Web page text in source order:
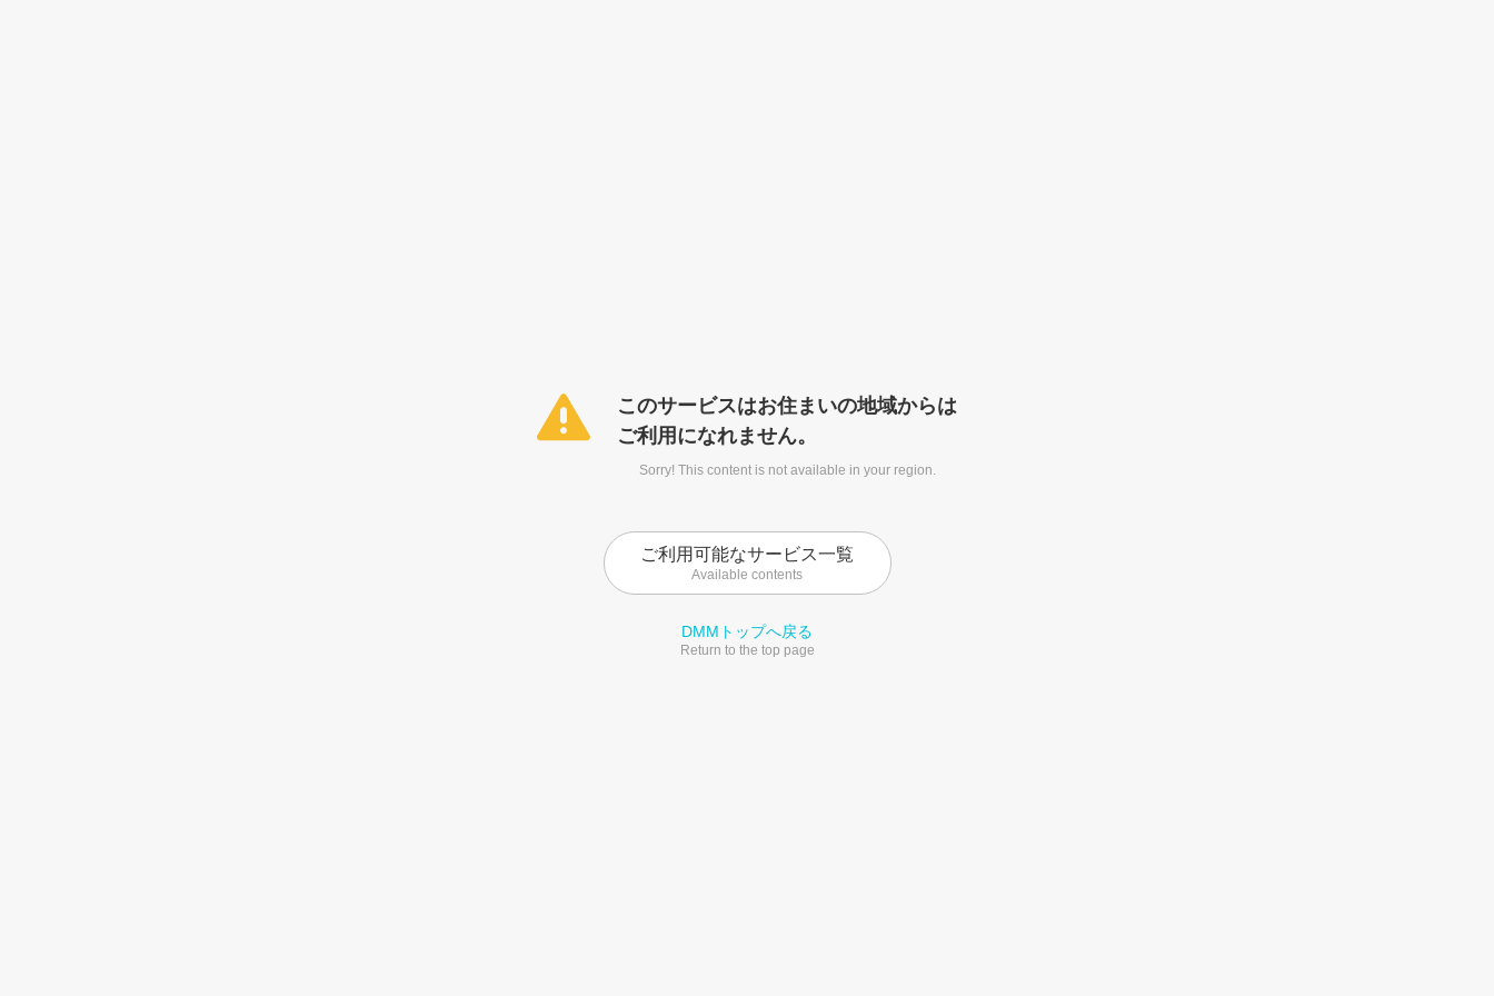
このサービスはお住まいの地域からは
ご利用になれません。
Sorry! This content is not available in your region.
ご利用可能なサービス一覧
Available contents
DMMトップへ戻る
Return to the top page